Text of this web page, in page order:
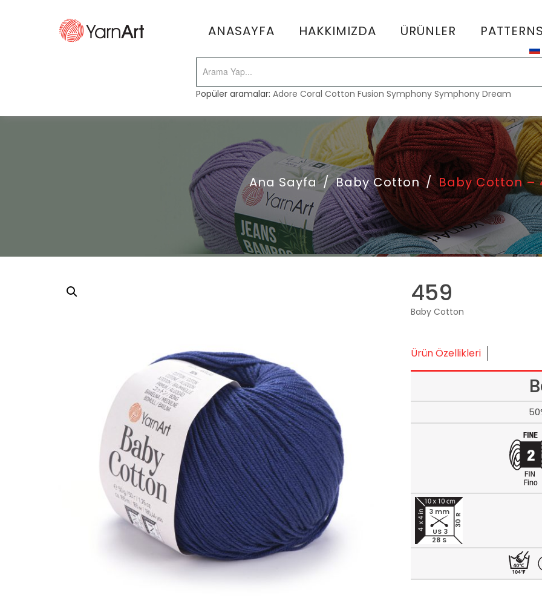
ANASAYFA HAKKIMIZDA ÜRÜNLER
Popüler aramalar:Adore Coral Cotton Fusion Symphony Symphony Dream
Ana Sayfa / Baby Cotton / Baby Cotton –
459
Baby Cotton
Ürün Özellikleri
28 S
30 R
3 mm
US 3